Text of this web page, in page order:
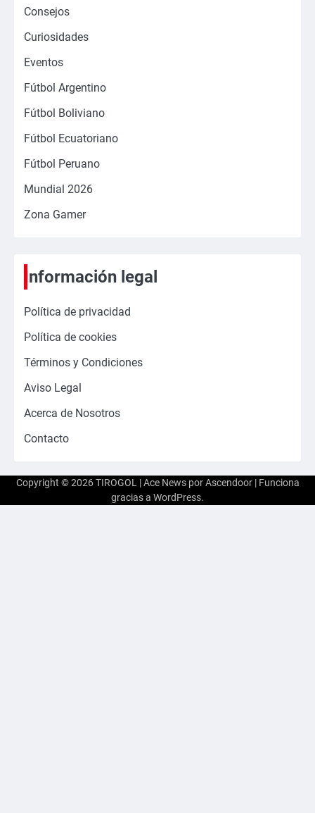
Consejos
Curiosidades
Eventos
Fútbol Argentino
Fútbol Boliviano
Fútbol Ecuatoriano
Fútbol Peruano
Mundial 2026
Zona Gamer
Información legal
Política de privacidad
Política de cookies
Términos y Condiciones
Aviso Legal
Acerca de Nosotros
Contacto
Copyright © 2026TIROGOL| Ace News porAscendoor| Funciona
gracias a WordPress.